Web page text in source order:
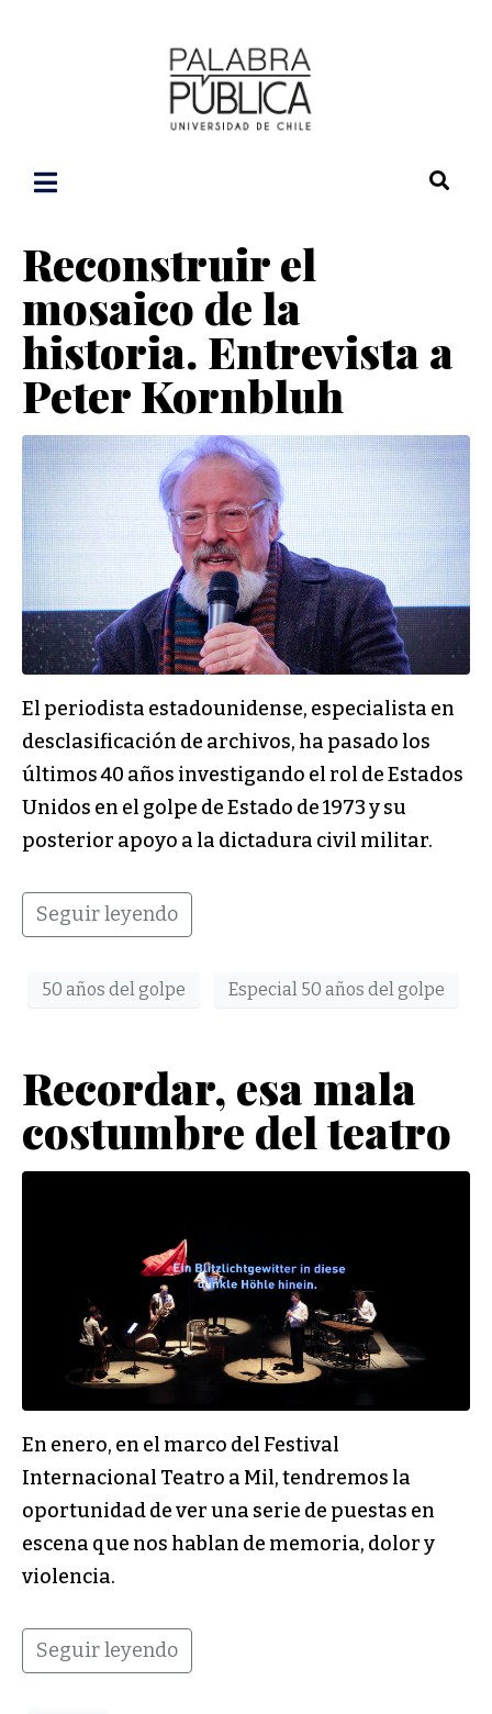
Reconstruir el
mosaico de la
historia. Entrevista a
Peter Kornbluh
El periodista estadounidense, especialista en
desclasificación de archivos, ha pasado los
últimos 40 años investigando el rol de Estados
Unidos en el golpe de Estado de 1973 y su
posterior apoyo a la dictadura civil militar.
Seguir leyendo
50 años del golpe Especial 50 años del golpe
Recordar, esa mala
costumbre del teatro
En enero, en el marco del Festival
Internacional Teatro a Mil, tendremos la
oportunidad de ver una serie de puestas en
escena que nos hablan de memoria, dolor y
violencia.
Seguir leyendo